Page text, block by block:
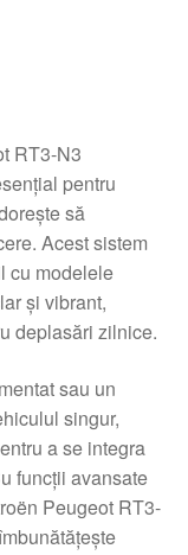
RT3-N3
pentru
să
Acest sistem
cu modelele
și vibrant,
deplasări zilnice.
sau un
singur,
a se integra
funcții avansate
Peugeot RT3-